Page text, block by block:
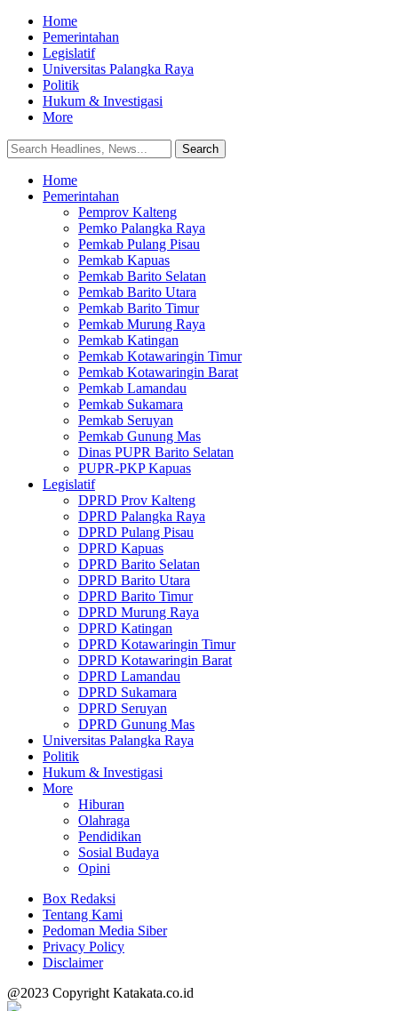
Home
Pemerintahan
Legislatif
Universitas Palangka Raya
Politik
Hukum & Investigasi
More
Home
Pemerintahan
Pemprov Kalteng
Pemko Palangka Raya
Pemkab Pulang Pisau
Pemkab Kapuas
Pemkab Barito Selatan
Pemkab Barito Utara
Pemkab Barito Timur
Pemkab Murung Raya
Pemkab Katingan
Pemkab Kotawaringin Timur
Pemkab Kotawaringin Barat
Pemkab Lamandau
Pemkab Sukamara
Pemkab Seruyan
Pemkab Gunung Mas
Dinas PUPR Barito Selatan
PUPR-PKP Kapuas
Legislatif
DPRD Prov Kalteng
DPRD Palangka Raya
DPRD Pulang Pisau
DPRD Kapuas
DPRD Barito Selatan
DPRD Barito Utara
DPRD Barito Timur
DPRD Murung Raya
DPRD Katingan
DPRD Kotawaringin Timur
DPRD Kotawaringin Barat
DPRD Lamandau
DPRD Sukamara
DPRD Seruyan
DPRD Gunung Mas
Universitas Palangka Raya
Politik
Hukum & Investigasi
More
Hiburan
Olahraga
Pendidikan
Sosial Budaya
Opini
Box Redaksi
Tentang Kami
Pedoman Media Siber
Privacy Policy
Disclaimer
@2023 Copyright Katakata.co.id